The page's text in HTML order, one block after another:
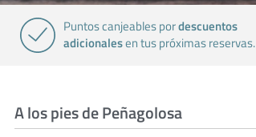
Puntos canjeables pordescuentos
adicionalesen tus próximas reservas.
A los pies de Peñagolosa